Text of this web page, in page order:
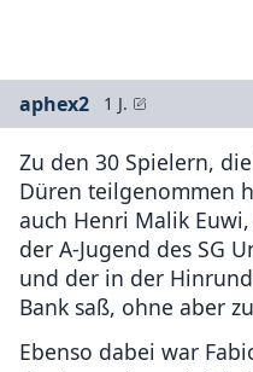
aphex2 1 J.
Zu den 30 Spielern,
Düren teilgenommen
auch Henri Malik
der A-Jugend des SG
und der in der
Bank saß, ohne aber
Ebenso dabei war